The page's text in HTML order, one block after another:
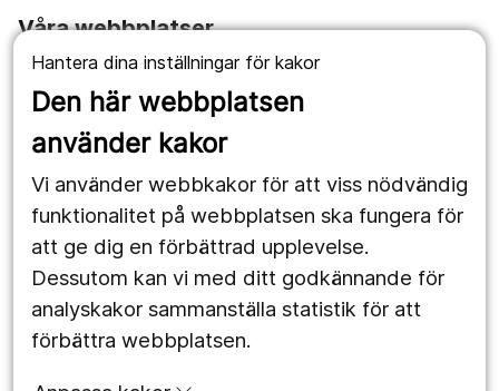
Hantera dina inställningar för kakor
Den här webbplatsen
använder kakor
Vi använder webbkakor för att viss nödvändig
funktionalitet på webbplatsen ska fungera för
att ge dig en förbättrad upplevelse.
Dessutom kan vi med ditt godkännande för
analyskakor sammanställa statistik för att
förbättra webbplatsen.
Våra webbplatser
1177.se
Länstrafiken
Utveckling
Följ oss
Facebook